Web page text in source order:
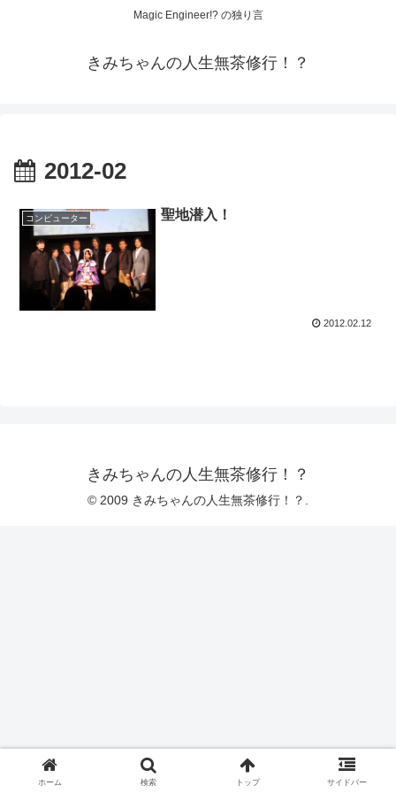
Magic Engineer!? の独り言
きみちゃんの人生無茶修行！？
2012-02
コンピューター 聖地潜入！
2012.02.12
きみちゃんの人生無茶修行！？
© 2009 きみちゃんの人生無茶修行！？.
ホーム 検索 トップ サイドバー